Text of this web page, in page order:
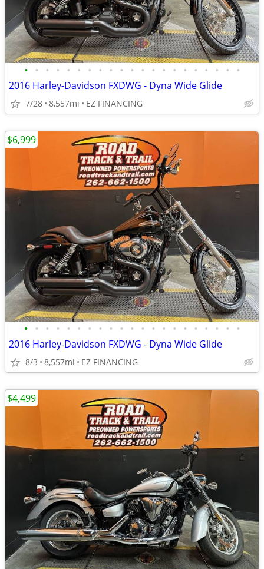
• • • • • • • • • • • • • • • • • • • • •
2016 Harley-Davidson FXDWG - Dyna Wide Glide
7/28 8,557mi EZ FINANCING
• • • • • • • • • • • • • • • • • • • • •
2016 Harley-Davidson FXDWG - Dyna Wide Glide
8/3 8,557mi EZ FINANCING
$6,999
$4,499